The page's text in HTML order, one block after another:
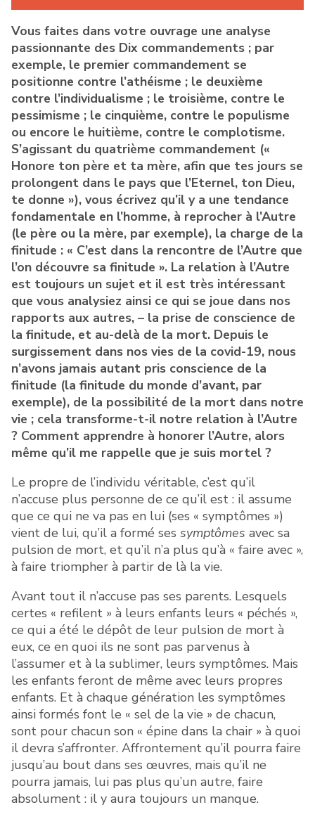
Vous faites dans votre ouvrage une analyse
passionnante des Dix commandements ; par
exemple, le premier commandement se
positionne contre l’athéisme ; le deuxième
contre l’individualisme ; le troisième, contre le
pessimisme ; le cinquième, contre le populisme
ou encore le huitième, contre le complotisme.
S’agissant du quatrième commandement («
Honore ton père et ta mère, afin que tes jours se
prolongent dans le pays que l’Eternel, ton Dieu,
te donne »), vous écrivez qu’il y a une tendance
fondamentale en l’homme, à reprocher à l’Autre
(le père ou la mère, par exemple), la charge de la
finitude : « C’est dans la rencontre de l’Autre que
l’on découvre sa finitude ». La relation à l’Autre
est toujours un sujet et il est très intéressant
que vous analysiez ainsi ce qui se joue dans nos
rapports aux autres, – la prise de conscience de
la finitude, et au-delà de la mort. Depuis le
surgissement dans nos vies de la covid-19, nous
n’avons jamais autant pris conscience de la
finitude (la finitude du monde d’avant, par
exemple), de la possibilité de la mort dans notre
vie ; cela transforme-t-il notre relation à l’Autre
? Comment apprendre à honorer l’Autre, alors
même qu’il me rappelle que je suis mortel ?
Le propre de l’individu véritable, c’est qu’il
n’accuse plus personne de ce qu’il est : il assume
que ce qui ne va pas en lui (ses « symptômes »)
vient de lui, qu’il a formé ses symptômes avec sa
pulsion de mort, et qu’il n’a plus qu’à « faire avec »,
à faire triompher à partir de là la vie.
Avant tout il n’accuse pas ses parents. Lesquels
certes « refilent » à leurs enfants leurs « péchés »,
ce qui a été le dépôt de leur pulsion de mort à
eux, ce en quoi ils ne sont pas parvenus à
l’assumer et à la sublimer, leurs symptômes. Mais
les enfants feront de même avec leurs propres
enfants. Et à chaque génération les symptômes
ainsi formés font le « sel de la vie » de chacun,
sont pour chacun son « épine dans la chair » à quoi
il devra s’affronter. Affrontement qu’il pourra faire
jusqu’au bout dans ses œuvres, mais qu’il ne
pourra jamais, lui pas plus qu’un autre, faire
absolument : il y aura toujours un manque.